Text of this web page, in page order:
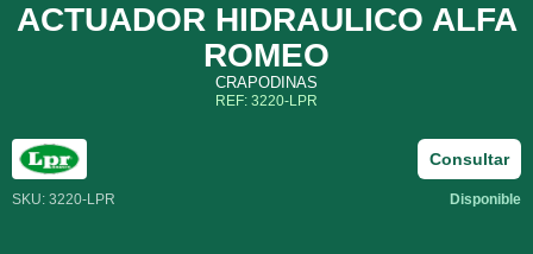
ACTUADOR HIDRAULICO ALFA
ROMEO
CRAPODINAS
REF: 3220-LPR
SKU: 3220-LPR Disponible
Consultar